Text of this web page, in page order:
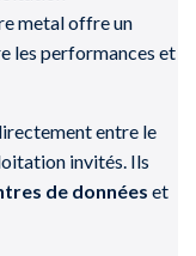
metal offre un
les performances et
entre le
invités. Ils
de données et